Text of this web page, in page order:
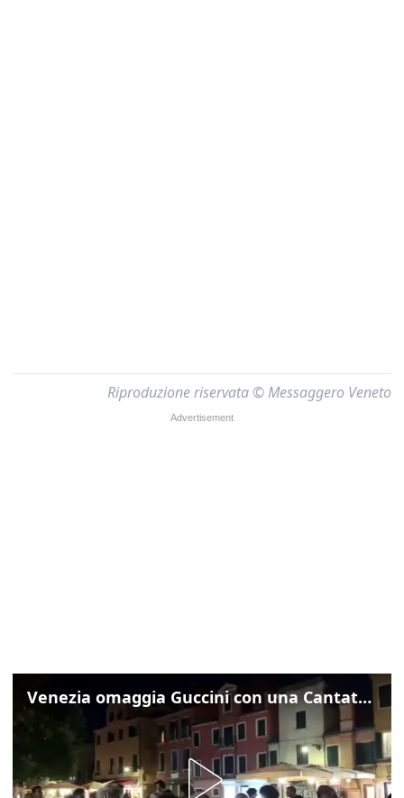
Riproduzione riservata © Messaggero Veneto
Venezia omaggia Guccini con una Cantata Anarchica in campo Santa Margherita